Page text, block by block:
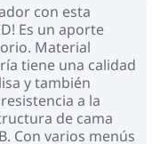
con esta
Es un aporte
Material
tiene una calidad
y también
a la
de cama
Con varios menús